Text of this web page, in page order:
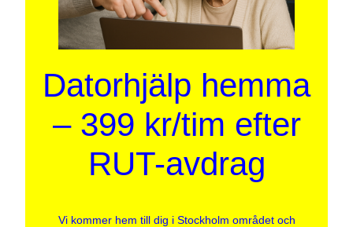
Datorhjälp hemma
– 399 kr/tim efter
RUT-avdrag
Vi kommer hem till dig i Stockholm området och